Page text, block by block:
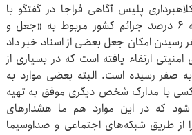
پلیس آگاهی فراجا در گفتگو با
خبرنگار ما با بیان این که ۶ درصد جرائم کشور مربوط به «جعل و
رسیدن امکان جعل بعضی از اسناد خبر داد
ارتقاء یافته است که در بسیاری از
صفر رسیده است. البته بعضی موارد به
با مدارک شخص دیگری موفق به تهیه
که در این موارد هم ما هشدارهای
از طریق شبکه‌های اجتماعی و صداوسیما